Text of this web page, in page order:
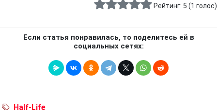
Рейтинг: 5 (1 голос)
Если статья понравилась, то поделитесь ей в
социальных сетях:
Half-Life